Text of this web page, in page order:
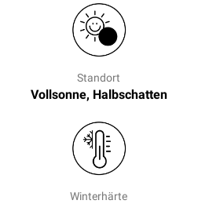
Standort
Vollsonne, Halbschatten
Winterhärte